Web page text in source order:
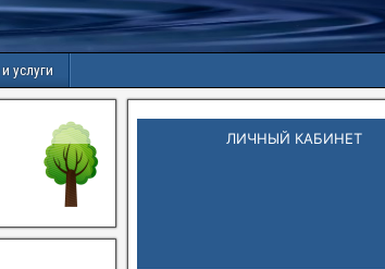
услуги
ЛИЧНЫЙ КАБИНЕТ